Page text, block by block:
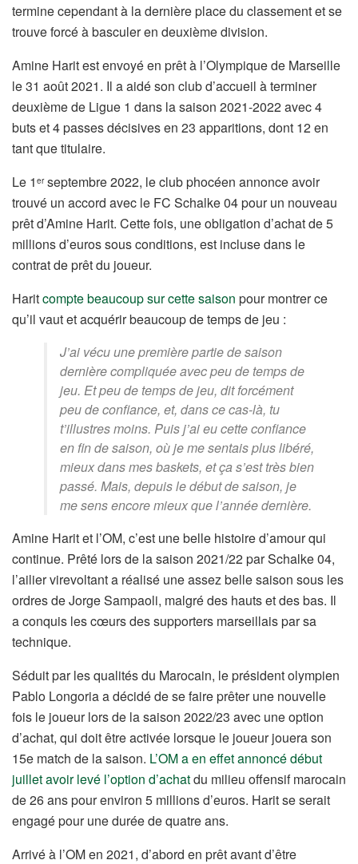
termine cependant à la dernière place du classement et se
trouve forcé à basculer en deuxième division.
Amine Harit est envoyé en prêt à l’Olympique de Marseille
le 31 août 2021. Il a aidé son club d’accueil à terminer
deuxième de Ligue 1 dans la saison 2021-2022 avec 4
buts et 4 passes décisives en 23 apparitions, dont 12 en
tant que titulaire.
Le 1 erseptembre 2022, le club phocéen annonce avoir
trouvé un accord avec le FC Schalke 04 pour un nouveau
prêt d’Amine Harit. Cette fois, une obligation d’achat de 5
millions d’euros sous conditions, est incluse dans le
contrat de prêt du joueur.
Haritcompte beaucoup sur cette saison pour montrer ce
qu’il vaut et acquérir beaucoup de temps de jeu :
J’ai vécu une première partie de saison
dernière compliquée avec peu de temps de
jeu. Et peu de temps de jeu, dit forcément
peu de confiance, et, dans ce cas-là, tu
t’illustres moins. Puis j’ai eu cette confiance
en fin de saison, où je me sentais plus libéré,
mieux dans mes baskets, et ça s’est très bien
passé. Mais, depuis le début de saison, je
me sens encore mieux que l’année dernière.
Amine Harit et l’OM, c’est une belle histoire d’amour qui
continue. Prêté lors de la saison 2021/22 par Schalke 04,
l’ailier virevoltant a réalisé une assez belle saison sous les
ordres de Jorge Sampaoli, malgré des hauts et des bas. Il
a conquis les cœurs des supporters marseillais par sa
technique.
Séduit par les qualités du Marocain, le président olympien
Pablo Longoria a décidé de se faire prêter une nouvelle
fois le joueur lors de la saison 2022/23 avec une option
d’achat, qui doit être activée lorsque le joueur jouera son
15e match de la saison. L’OM a en effet annoncé début
juillet avoir levé l’option d’achatdu milieu offensif marocain
de 26 ans pour environ 5 millions d’euros. Harit se serait
engagé pour une durée de quatre ans.
Arrivé à l’OM en 2021, d’abord en prêt avant d’être